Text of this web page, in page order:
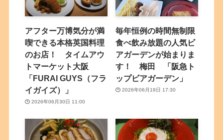
アフター万博気分が満
喫できる本格英国料理
のお店！ タイムアウ
トマーケット大阪
「FURAI GUYS（フラ
イガイズ）」
2026年06月30日 11:00
毎年恒例の時間無制限
食べ飲み放題の人気ビ
アガーデンが始まりま
す！ 梅田 「阪急ト
ップビアガーデン」
2026年06月19日 17:30